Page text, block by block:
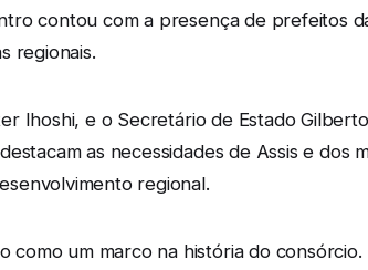
contou com a presença de prefeitos
regionais.
Ihoshi, e o Secretário de Estado
as necessidades de Assis e dos
regional.
um marco na história do consórcio.